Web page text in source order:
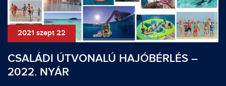
2021 szept 22
CSALÁDI ÚTVONALÚ HAJÓBÉRLÉS –
2022. NYÁR